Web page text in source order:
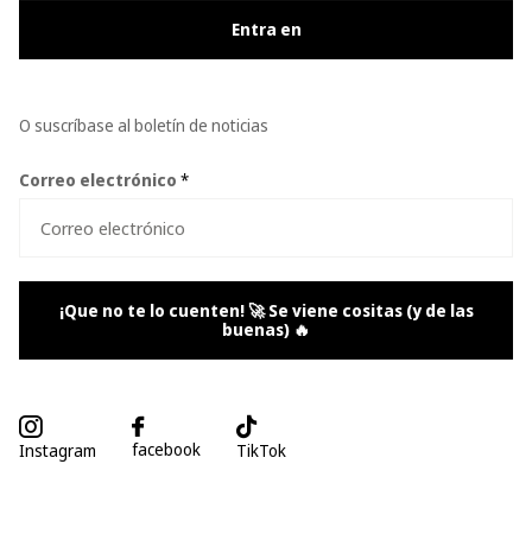
Entra en
O suscríbase al boletín de noticias
Correo electrónico *
¡Que no te lo cuenten! 🚀 Se viene cositas (y de las
buenas) 🔥
Instagram facebook TikTok